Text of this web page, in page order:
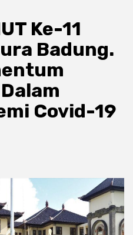
Ke-11
Badung.
Covid-19